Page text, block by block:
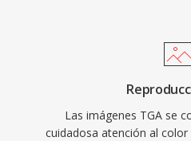
Las imágenes TGA se
cuidadosa atención al